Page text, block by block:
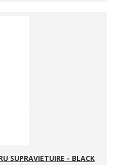
SUPRAVIETUIRE - BLACK